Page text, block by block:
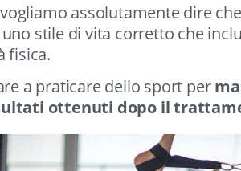
assolutamente dire
stile di vita corretto che
fisica.
a praticare dello sport per
ottenuti dopo il